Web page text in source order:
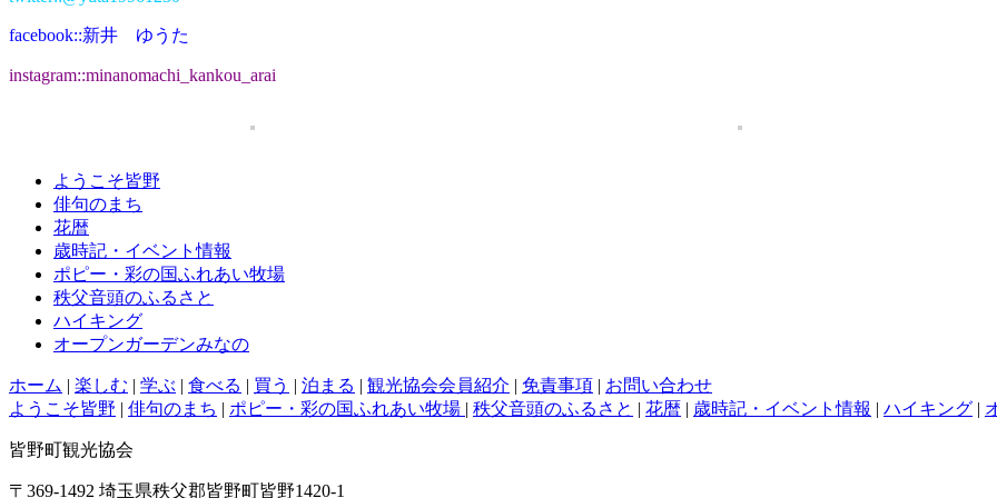
facebook::新井 ゆうた
instagram::minanomachi_kankou_arai
ようこそ皆野
俳句のまち
花暦
歳時記・イベント情報
ポピー・彩の国ふれあい牧場
秩父音頭のふるさと
ハイキング
オープンガーデンみなの
ホーム | 楽しむ | 学ぶ | 食べる | 買う | 泊まる | 観光協会会員紹介 | 免責事項 | お問い合わせ
ようこそ皆野 | 俳句のまち | ポピー・彩の国ふれあい牧場 | 秩父音頭のふるさと | 花暦 | 歳時記・イベント情報 | ハイキング |
皆野町観光協会
〒369-1492 埼玉県秩父郡皆野町皆野1420-1